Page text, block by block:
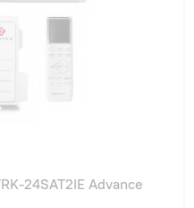
24SAT2IE Advance